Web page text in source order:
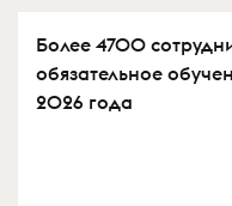
Более 4700
обязательное
2026 года